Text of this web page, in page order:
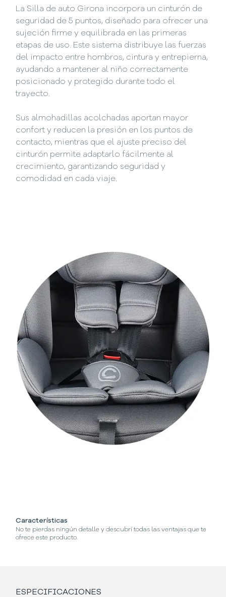
La Silla de auto Girona incorpora un cinturón de
seguridad de 5 puntos, diseñado para ofrecer una
sujeción firme y equilibrada en las primeras
etapas de uso. Este sistema distribuye las fuerzas
del impacto entre hombros, cintura y entrepierna,
ayudando a mantener al niño correctamente
posicionado y protegido durante todo el
trayecto.
Sus almohadillas acolchadas aportan mayor
confort y reducen la presión en los puntos de
contacto, mientras que el ajuste preciso del
cinturón permite adaptarlo fácilmente al
crecimiento, garantizando seguridad y
comodidad en cada viaje.
Características
No te pierdas ningún detalle y descubrí todas las ventajas que te
ofrece este producto.
ESPECIFICACIONES